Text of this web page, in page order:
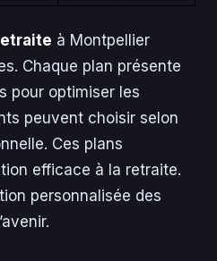
à Montpellier
Chaque plan présente
pour optimiser les
peuvent choisir selon
Ces plans
efficace à la retraite.
personnalisée des